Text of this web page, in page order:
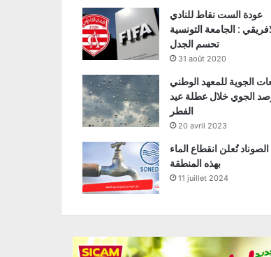
عودة الست نقاط للنادي
: الجامعة التونسية
تحسم الجدل
31 août 2020
الجوية للمعهد الوطني
الجوي خلال عطلة عيد
الفطر
20 avril 2023
تُعلن انقطاع الماء
بهذه المنطقة
11 juillet 2024